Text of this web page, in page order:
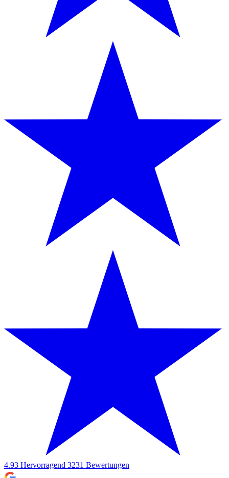
4.93 Hervorragend 3231 Bewertungen